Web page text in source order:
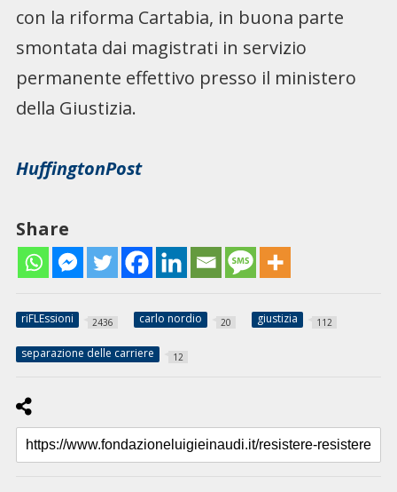
con la riforma Cartabia, in buona parte
smontata dai magistrati in servizio
permanente effettivo presso il ministero
della Giustizia.
HuffingtonPost
Share
riFLEssioni 2436 carlo nordio 20 giustizia 112
separazione delle carriere 12